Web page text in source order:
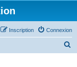
Connexion
Inscription